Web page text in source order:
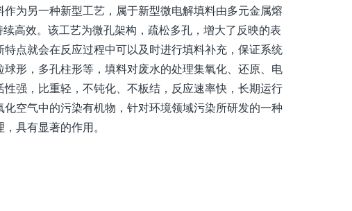
为另一种新型工艺，属于新型微电解填料由多元金属熔
高效。该工艺为微孔架构，疏松多孔，增大了反映的表
点就会在反应过程中可以及时进行填料补充，保证系统
形，多孔柱形等，填料对废水的处理集氧化、还原、电
强，比重轻，不钝化、不板结，反应速率快，长期运行
空气中的污染有机物，针对环境领域污染所研发的一种
具有显著的作用。